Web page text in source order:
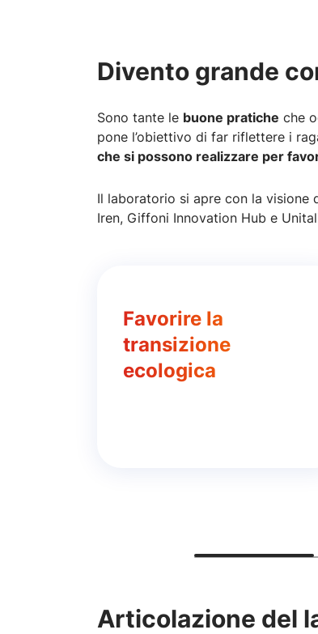
Divento grande
Sono tante le buone pratiche che
pone l’obiettivo di far riflettere i
che si possono realizzare per
Il laboratorio si apre con la visione
Iren, Giffoni Innovation Hub e
Favorire la
transizione
ecologica
Articolazione del